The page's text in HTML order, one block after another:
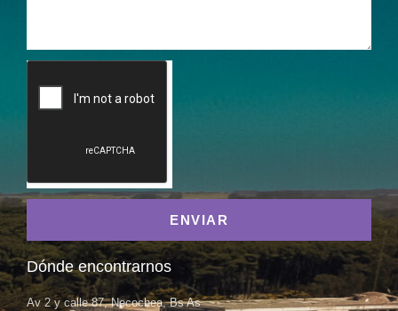
ENVIAR
Dónde encontrarnos
Av 2 y calle 87, Necochea, Bs As